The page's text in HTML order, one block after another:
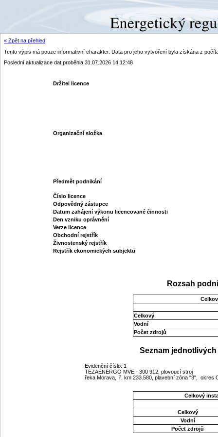
« Zpět na přehled
Tento výpis má pouze informativní charakter. Data pro jeho vytvoření byla získána z
Poslední aktualizace dat proběhla 31.07.2026 14:12:48
Držitel licence
Organizační složka
Předmět podnikání
Číslo licence
Odpovědný zástupce
Datum zahájení výkonu licencované činnosti
Den vzniku oprávnění
Verze licence
Obchodní rejstřík
Živnostenský rejstřík
Rejstřík ekonomických subjektů
Rozsah
Celkový
Vodní
Počet zdrojů
Seznam
Evidenční číslo: 1
TEZAENERGO MVE - 300 912, plovoucí stroj
řeka Morava, ř. km 233.580, plavební zóna "3", okres
Celkový
Celkový
Vodní
Počet zdrojů